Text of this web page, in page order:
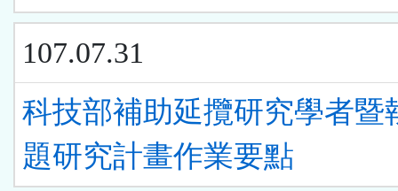
107.07.31
科技部補助延攬研究學者暨
題研究計畫作業要點